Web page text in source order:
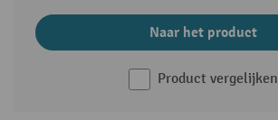
Naar het product
Product vergelijken